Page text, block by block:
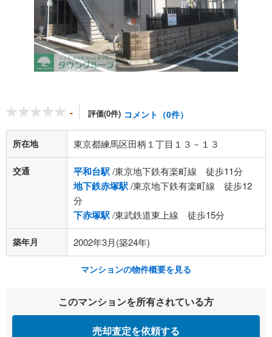
- 評価(0件) コメント（0件）
所在地 東京都練馬区田柄１丁目１３－１３
交通 平和台駅/東京地下鉄有楽町線 徒歩11分
地下鉄赤塚駅/東京地下鉄有楽町線 徒歩12
分
下赤塚駅/東武鉄道東上線 徒歩15分
築年月 2002年3月(築24年)
マンションの物件概要を見る
このマンションを所有されている方
売却査定を依頼する